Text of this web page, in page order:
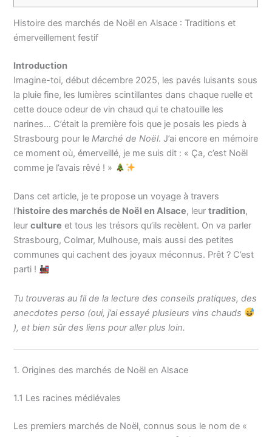
Histoire des marchés de Noël en Alsace : Traditions et
émerveillement festif
Introduction
Imagine-toi, début décembre 2025, les pavés luisants sous
la pluie fine, les lumières scintillantes dans chaque ruelle et
cette douce odeur de vin chaud qui te chatouille les
narines… C’était la première fois que je posais les pieds à
Strasbourg pour leMarché de Noël. J’ai encore en mémoire
ce moment où, émerveillé, je me suis dit : « Ça, c’est Noël
comme je l’avais rêvé ! »
Dans cet article, je te propose un voyage à travers
l’histoire des marchés de Noël en Alsace, leurtradition,
leurculture et tous les trésors qu’ils recèlent. On va parler
Strasbourg, Colmar, Mulhouse, mais aussi des petites
communes qui cachent des joyaux méconnus. Prêt ? C’est
parti !
Tu trouveras au fil de la lecture des conseils pratiques, des
anecdotes perso (oui, j’ai essayé plusieurs vins chauds
), et bien sûr des liens pour aller plus loin.
1. Origines des marchés de Noël en Alsace
1.1 Les racines médiévales
Les premiers marchés de Noël, connus sous le nom de «